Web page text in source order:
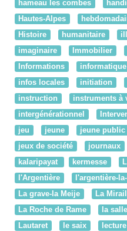
hameau les combes
Hautes-Alpes
Histoire
humanitaire
imaginaire
Immobilier
Informations
informatique
infos locales
initiation
instruction
instruments à
intergénérationnel
jeu
jeune jeune public
jeux de société
journaux
kalaripayat
kermesse
l'Argentière
l'argentière-
La grave-la Meije
La
La Roche de Rame
la
Lautaret
le saix lecture